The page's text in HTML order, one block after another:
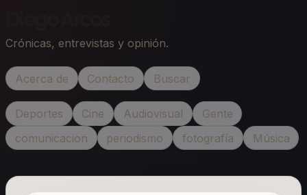
Crónicas, entrevistas y opinión.
Acerca de Contacto Buscar
Deportes Cine Audiovisual
Gente
comunicacion
periodismo fotografía Música